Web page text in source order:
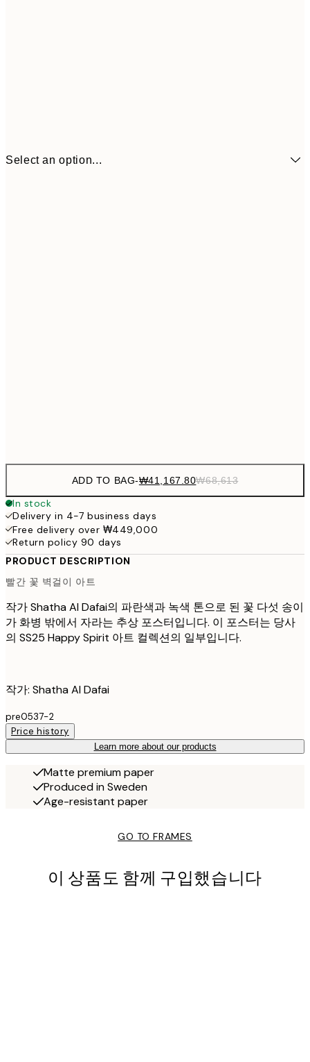
Select an option...
ADD TO BAG-₩41,167.80₩68,613
In stock
Delivery in 4-7 business days
Free delivery over ₩449,000
Return policy 90 days
PRODUCT DESCRIPTION
빨간 꽃 벽걸이 아트
작가 Shatha Al Dafai의 파란색과 녹색 톤으로 된 꽃 다섯 송이
가 화병 밖에서 자라는 추상 포스터입니다. 이 포스터는 당사
의 SS25 Happy Spirit 아트 컬렉션의 일부입니다.
작가: Shatha Al Dafai
pre0537-2
Price history
Learn more about our products
Matte premium paper
Produced in Sweden
Age-resistant paper
GO TO FRAMES
이 상품도 함께 구입했습니다